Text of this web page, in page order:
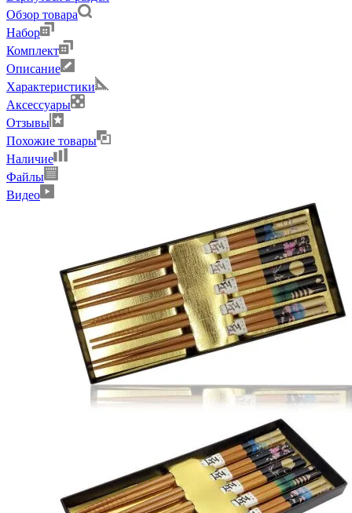
Обзор товара
Набор
Комплект
Описание
Характеристики
Аксессуары
Отзывы
Похожие товары
Наличие
Файлы
Видео